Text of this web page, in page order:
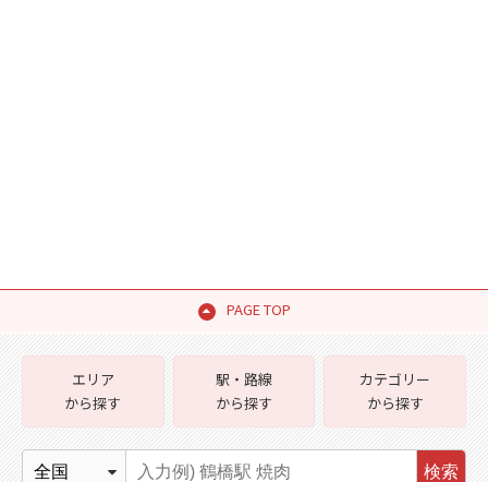
PAGE TOP
エリア
から探す
駅・路線
から探す
カテゴリー
から探す
検索